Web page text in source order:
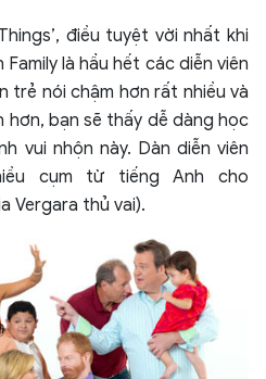
điều tuyệt vời nhất khi
là hầu hết các diễn viên
trẻ nói chậm hơn rất nhiều và
bạn sẽ thấy dễ dàng học
vui nhộn này. Dàn diễn viên
cụm từ tiếng Anh cho
Vergara thủ vai).